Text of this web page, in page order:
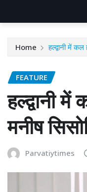
Home हल्द्वानी में कल
FEATURE
हल्द्वानी
मनीष
Parvatiytimes